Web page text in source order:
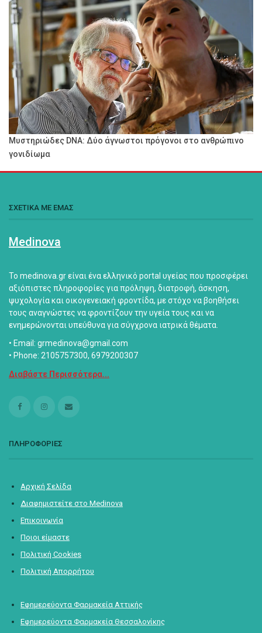
Μυστηριώδες DNA: Δύο άγνωστοι πρόγονοι στο ανθρώπινο
γονιδίωμα
ΣΧΕΤΙΚΑ ΜΕ ΕΜΑΣ
Medinova
Το medinova.gr είναι ένα ελληνικό portal υγείας που προσφέρει
αξιόπιστες πληροφορίες για πρόληψη, διατροφή, άσκηση,
ψυχολογία και οικογενειακή φροντίδα, με στόχο να βοηθήσει
τους αναγνώστες να φροντίζουν την υγεία τους και να
ενημερώνονται υπεύθυνα για σύγχρονα ιατρικά θέματα.
• Email: grmedinova@gmail.com
• Phone: 2105757300, 6979200307
Διαβάστε Περισσότερα...
ΠΛΗΡΟΦΟΡΙΕΣ
Αρχική Σελίδα
Διαφημιστείτε στο Medinova
Επικοινωνία
Ποιοι είμαστε
Πολιτική Cookies
Πολιτική Απορρήτου
Εφημερεύοντα Φαρμακεία Αττικής
Εφημερεύοντα Φαρμακεία Θεσσαλονίκης